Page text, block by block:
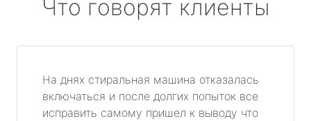
Что говорят клиенты
На днях стиральная машина отказалась
включаться и после долгих попыток все
исправить самому пришел к выводу что